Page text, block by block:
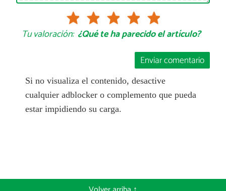
Tu valoración: ¿Qué te ha parecido el artículo?
Enviar comentario
Si no visualiza el contenido, desactive
cualquier adblocker o complemento que pueda
estar impidiendo su carga.